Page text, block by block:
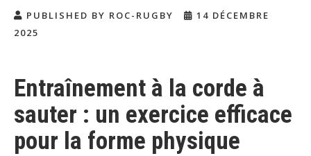
PUBLISHED BY ROC-RUGBY
14 DÉCEMBRE
2025
Entraînement à la corde à
sauter : un exercice efficace
pour la forme physique